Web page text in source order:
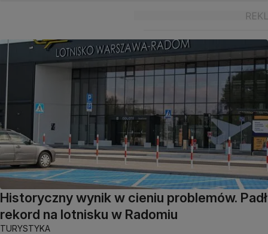
Historyczny wynik w cieniu problemów. Padł
rekord na lotnisku w Radomiu
TURYSTYKA